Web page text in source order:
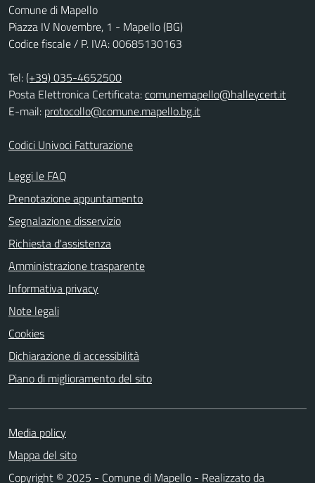
Comune di Mapello
Piazza IV Novembre, 1 - Mapello (BG)
Codice fiscale / P. IVA: 00685130163
Tel:(+39) 035-4652500
Posta Elettronica Certificata:comunemapello@halleycert.it
E-mail: protocollo@comune.mapello.bg.it
Codici Univoci Fatturazione
Leggi le FAQ
Prenotazione appuntamento
Segnalazione disservizio
Richiesta d'assistenza
Amministrazione trasparente
Informativa privacy
Note legali
Cookies
Dichiarazione di accessibilità
Piano di miglioramento del sito
Media policy
Mappa del sito
Copyright © 2025 - Comune di Mapello - Realizzato da